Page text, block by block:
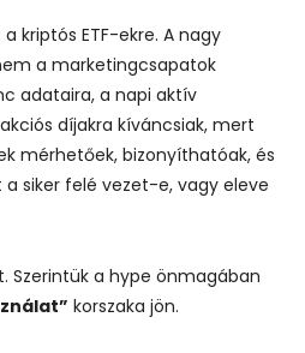
kriptós ETF-ekre. A nagy
a marketingcsapatok
adataira, a napi aktív
díjakra kíváncsiak, mert
mérhetőek, bizonyíthatóak, és
siker felé vezet-e, vagy eleve
Szerintük a hype önmagában
korszaka jön.